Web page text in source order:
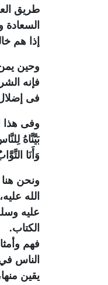
طريق
السعادة
إذا هم
وحين
فإنه
فى
وفى هذا
وَأَنَا التَّوَّابُ الرَّحِيمُ (١٦٠) إِنَّ الَّذِينَ كَفَرُوا وَمَاتُوا
ونحن
الله
عليه
الكتاب.
فهم
الناس
يقين